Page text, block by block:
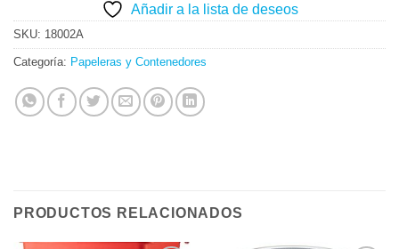
Añadir a la lista de deseos
SKU: 18002A
Categoría: Papeleras y Contenedores
PRODUCTOS RELACIONADOS